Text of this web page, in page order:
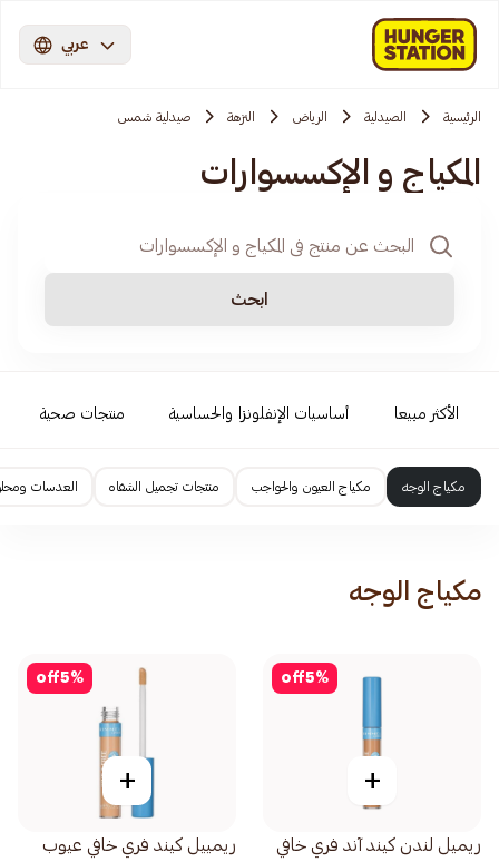
عربي
الرئيسية الصيدلية الرياض النزهة صيدلية شمس
المكياج و الإكسسوارات
ابحث
الأكثر مبيعا أساسيات الإنفلونزا والحساسية منتجات صحية
مكياج الوجه مكياج العيون والحواجب منتجات تجميل الشفاه العدسات
مكياج الوجه
5%
off
+
ريميل لندن كيند آند فري خافي
5%
off
+
ريمييل كيند فري خافي عيوب